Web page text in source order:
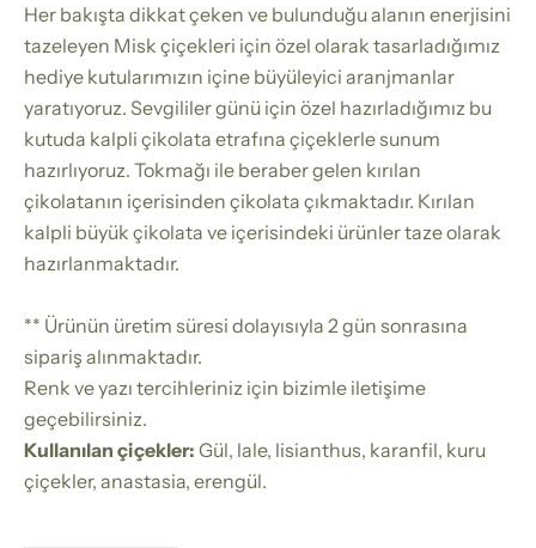
Her bakışta dikkat çeken ve bulunduğu alanın enerjisini
tazeleyen Misk çiçekleri için özel olarak tasarladığımız
hediye kutularımızın içine büyüleyici aranjmanlar
yaratıyoruz. Sevgililer günü için özel hazırladığımız bu
kutuda kalpli çikolata etrafına çiçeklerle sunum
hazırlıyoruz. Tokmağı ile beraber gelen kırılan
çikolatanın içerisinden çikolata çıkmaktadır. Kırılan
kalpli büyük çikolata ve içerisindeki ürünler taze olarak
hazırlanmaktadır.
** Ürünün üretim süresi dolayısıyla 2 gün sonrasına
sipariş alınmaktadır.
Renk ve yazı tercihleriniz için bizimle iletişime
geçebilirsiniz.
Kullanılan çiçekler: Gül, lale, lisianthus, karanfil, kuru
çiçekler, anastasia, erengül.